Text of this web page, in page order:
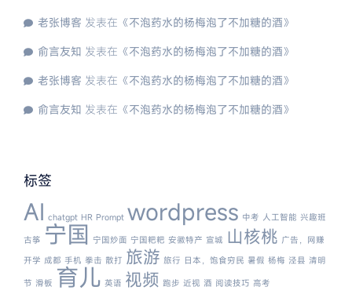
老张博客 发表在《不泡药水的杨梅泡了不加糖的酒》
俞言友知 发表在《不泡药水的杨梅泡了不加糖的酒》
老张博客 发表在《不泡药水的杨梅泡了不加糖的酒》
俞言友知 发表在《不泡药水的杨梅泡了不加糖的酒》
标签
AI chatgpt HR Prompt wordpress 中考 人工智能 兴趣班
古筝 宁国 宁国炒面 宁国粑粑 安徽特产 宣城 山核桃 广告，网赚
开学 成都 手机 拳击 散打 旅游 旅行 日本，饱食穷民 暑假 杨梅 泾县 清明
节 滑板 育儿 英语 视频 跑步 近视 酒 阅读技巧 高考